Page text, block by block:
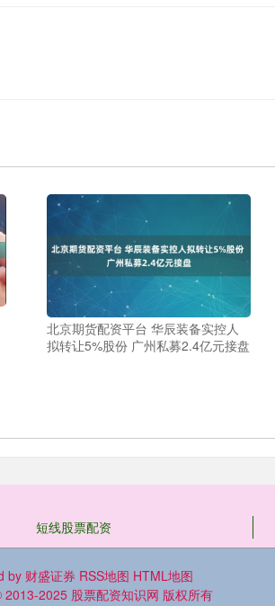
北京期货配资平台 华辰装备实控人
拟转让5%股份 广州私募2.4亿元接盘
短线股票配资
by 财盛证券 RSS地图 HTML地图
2013-2025 股票配资知识网 版权所有